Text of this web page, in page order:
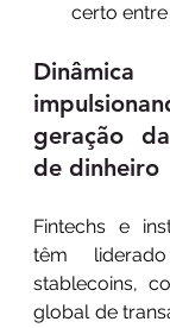
certo
geração
de dinheiro
Fintechs e
têm
stablecoins,